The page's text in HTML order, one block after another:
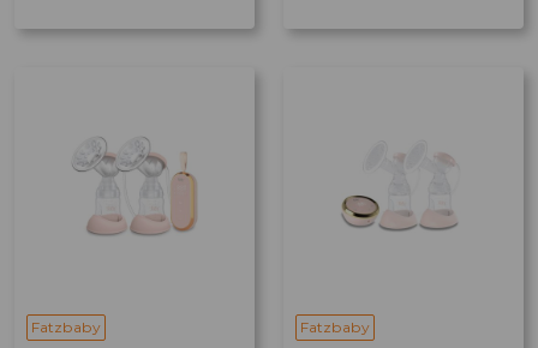
Fatzbaby Fatzbaby